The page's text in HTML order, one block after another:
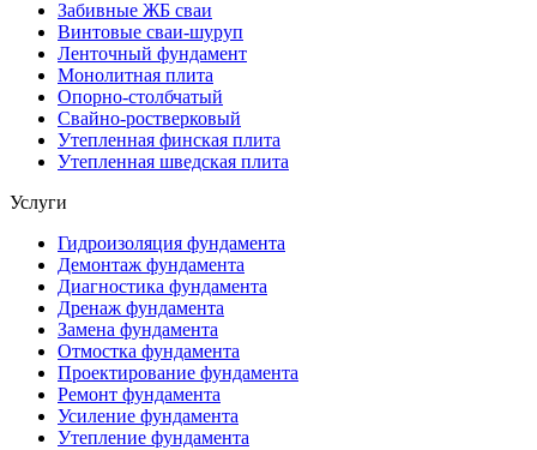
Забивные ЖБ сваи
Винтовые сваи-шуруп
Ленточный фундамент
Монолитная плита
Опорно-столбчатый
Свайно-ростверковый
Утепленная финская плита
Утепленная шведская плита
Услуги
Гидроизоляция фундамента
Демонтаж фундамента
Диагностика фундамента
Дренаж фундамента
Замена фундамента
Отмостка фундамента
Проектирование фундамента
Ремонт фундамента
Усиление фундамента
Утепление фундамента